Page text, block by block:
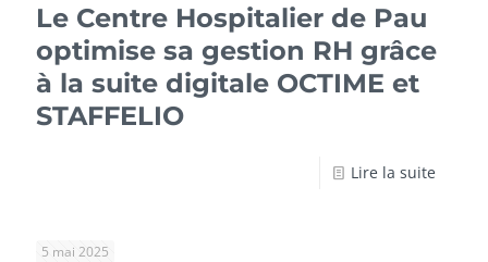
Le Centre Hospitalier de Pau
optimise sa gestion RH grâce
à la suite digitale OCTIME et
STAFFELIO
Lire la suite
5 mai 2025